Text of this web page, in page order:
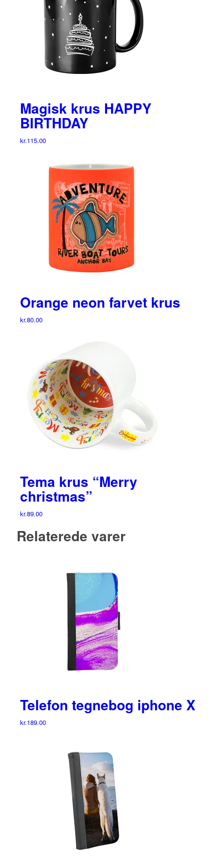
Magisk krus HAPPY
BIRTHDAY
kr.115.00
Orange neon farvet krus
kr.80.00
Tema krus “Merry
christmas”
kr.89.00
Relaterede varer
Telefon tegnebog iphone X
kr.189.00